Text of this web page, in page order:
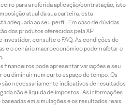
para a referida aplicação/contratação, isto
atual da sua carteira, esta
adequada ao seu perfil. Em caso de dúvidas
dos produtos oferecidos pela XP
investidor, consulte o FAQ. As condições de
e o cenário macroeconômico podem afetar o
financeiros pode apresentar variações e seu
ou diminuir num curto espaço de tempo. Os
necessariamente indicativos de resultados
não é líquida de impostos. As informações
em simulações e os resultados reais